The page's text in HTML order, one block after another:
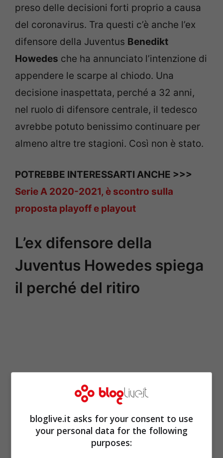
preso delle decisioni forti proprio a causa
del coronavirus. Tra questi c’è anche l’ex
difensore della Juventus Benedikt
Howedes che ha annunciato l’intenzione di
appendere le scarpe al chiodo. Una
decisione inaspettata, perché a 32 anni,
nel ruolo di difensore centrale, il tedesco
avrebbe potuto benissimo continuare per
almeno altre tre stagioni. Così non è stato.
POTREBBE INTERESSARTI ANCHE >>>
Serie A 2020-2021, è scontro sulla
proposta playoff e playout
L’ex difensore della
Juventus Howedes spiega
il perché del ritiro
bloglive.it asks for your consent to use
your personal data for the following
purposes: